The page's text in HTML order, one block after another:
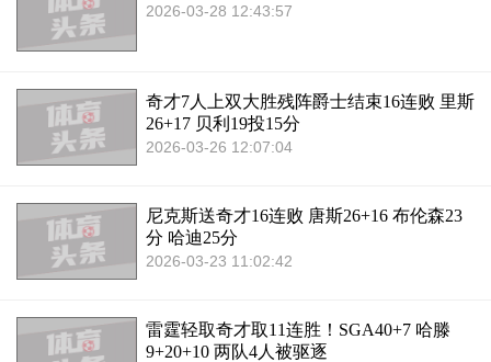
2026-03-28 12:43:57
奇才7人上双大胜残阵爵士结束16连败 里斯
26+17 贝利19投15分
2026-03-26 12:07:04
尼克斯送奇才16连败 唐斯26+16 布伦森23
分 哈迪25分
2026-03-23 11:02:42
雷霆轻取奇才取11连胜！SGA40+7 哈滕
9+20+10 两队4人被驱逐